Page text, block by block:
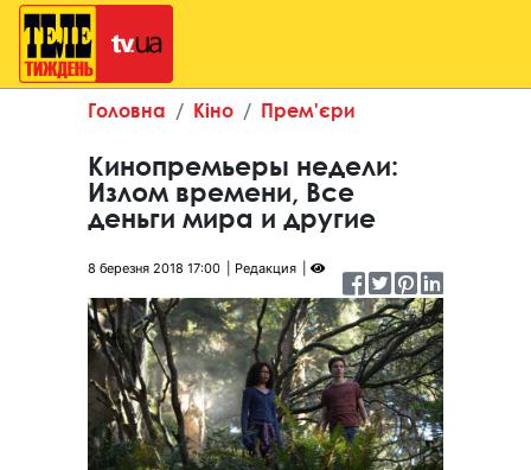
Головна Кіно Прем'єри
Кинопремьеры недели:
Излом времени, Все
деньги мира и другие
8 березня 2018 17:00 Редакция